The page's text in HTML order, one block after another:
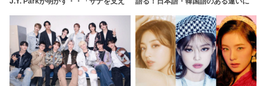
彼女たちの友情に敬意を表す